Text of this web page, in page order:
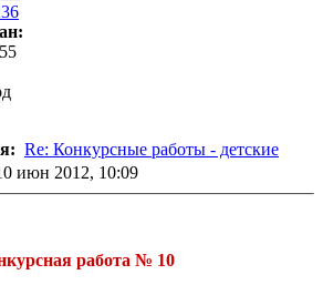
Re: Конкурсные работы - детские
июн 2012, 10:09
работа № 10